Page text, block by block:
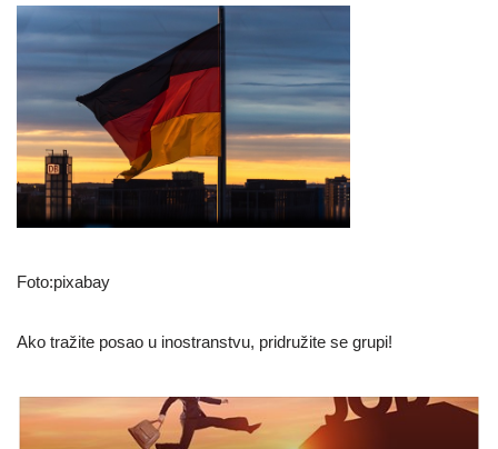
Foto:pixabay
Ako tražite posao u inostranstvu, pridružite se grupi!